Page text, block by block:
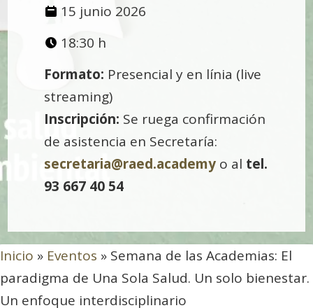
15 junio 2026
18:30 h
Formato: Presencial y en línia (live
streaming)
Inscripción: Se ruega confirmación
de asistencia en Secretaría:
secretaria@raed.academyo al tel.
93 667 40 54
Inicio » Eventos » Semana de las Academias: El
paradigma de Una Sola Salud. Un solo bienestar.
Un enfoque interdisciplinario